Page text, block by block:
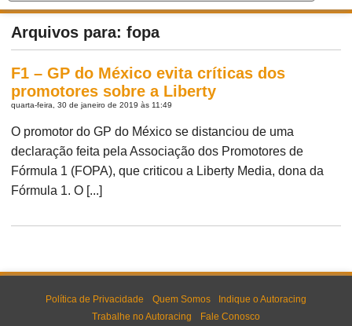
Arquivos para: fopa
F1 – GP do México evita críticas dos
promotores sobre a Liberty
quarta-feira, 30 de janeiro de 2019 às 11:49
O promotor do GP do México se distanciou de uma
declaração feita pela Associação dos Promotores de
Fórmula 1 (FOPA), que criticou a Liberty Media, dona da
Fórmula 1. O [...]
Política de Privacidade Quem Somos
Indique o Autoracing
Trabalhe no Autoracing
Fale Conosco